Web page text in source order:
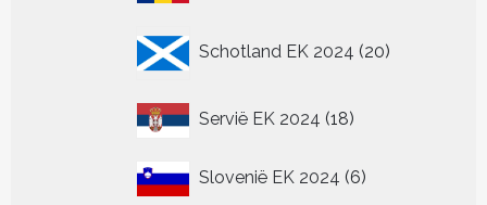
Schotland EK 2024 20
producten
Servië EK 2024 1818
Slovenië EK 2024 66